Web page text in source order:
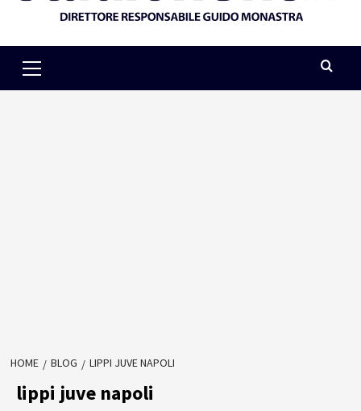
Menu
HOME BLOG LIPPI JUVE NAPOLI
lippi juve napoli